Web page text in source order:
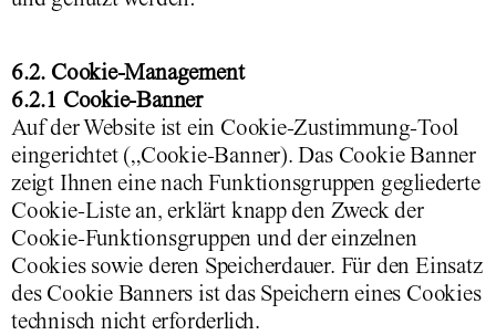
6.2. Cookie-Management
6.2.1 Cookie-Banner
Auf der Website ist ein Cookie-Zustimmung-Tool
eingerichtet („Cookie-Banner). Das Cookie Banner
zeigt Ihnen eine nach Funktionsgruppen gegliederte
Cookie-Liste an, erklärt knapp den Zweck der
Cookie-Funktionsgruppen und der einzelnen
Cookies sowie deren Speicherdauer. Für den Einsatz
des Cookie Banners ist das Speichern eines Cookies
technisch nicht erforderlich.